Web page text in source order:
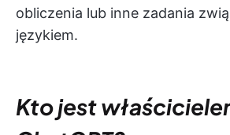
obliczenia lub inne zadania
językiem.
Kto jest